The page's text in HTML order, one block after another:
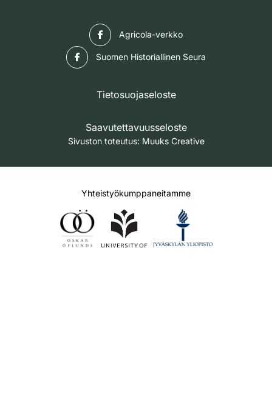
Agricola-verkko
Suomen Historiallinen Seura
Tietosuojaseloste
Saavutettavuusseloste
Sivuston toteutus: Muuks Creative
Yhteistyökumppaneitamme